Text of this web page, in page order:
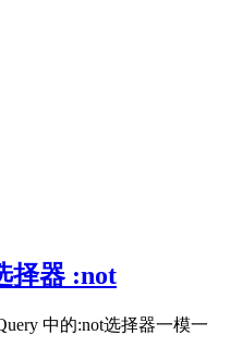
择器 :not
中的:not选择器一模一